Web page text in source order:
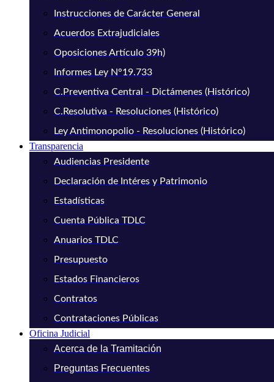
Instrucciones de Carácter General
Acuerdos Extrajudiciales
Oposiciones Artículo 39h)
Informes Ley N°19.733
C.Preventiva Central - Dictámenes (Histórico)
C.Resolutiva - Resoluciones (Histórico)
Ley Antimonopolio - Resoluciones (Histórico)
Transparencia
Audiencias Presidente
Declaración de Intéres y Patrimonio
Estadísticas
Cuenta Pública TDLC
Anuarios TDLC
Presupuesto
Estados Financieros
Contratos
Contrataciones Públicas
Oficina Judicial
Acerca de la Tramitación
Preguntas Frecuentes